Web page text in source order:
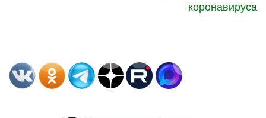
коронавируса